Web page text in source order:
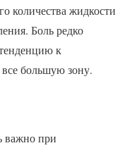
количества жидкости
Боль редко
к
большую зону.
важно при